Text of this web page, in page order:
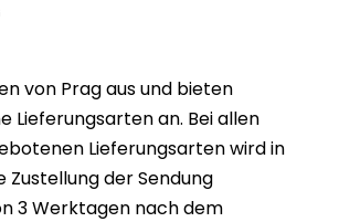
von Prag aus und bieten
Lieferungsarten an. Bei allen
Lieferungsarten wird in
Zustellung der Sendung
3 Werktagen nach dem